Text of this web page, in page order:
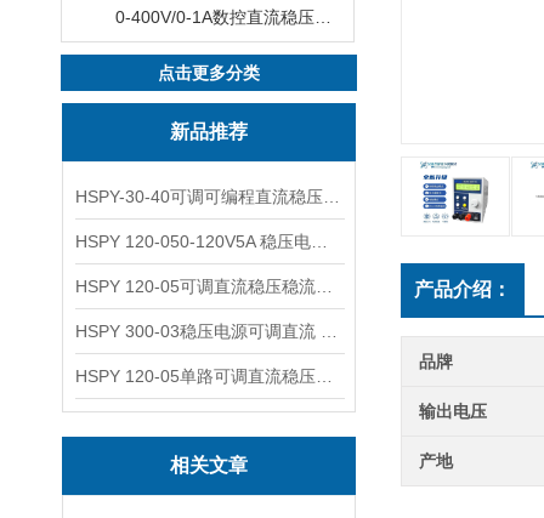
点击更多分类
新品推荐
相关文章
产品介绍：
品牌
输出电压
产地